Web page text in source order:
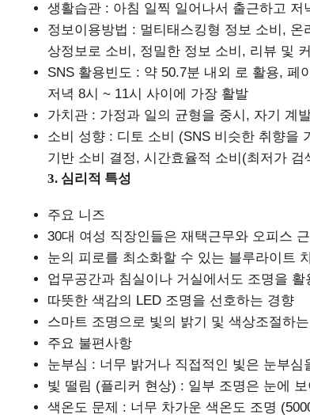
생활습관 : 아침 일찍 일어나서 출근하고
정보이용방법 : 멀티태스킹형 정보 소비,
상정보로 소비, 정밀한 정보 소비, 리뷰 및
SNS 활용빈도 : 약 50.7분 내외 로 활용, 페
저녁 8시 ~ 11시 사이에 가장 활발
가치관 : 가정과 일의 균형을 중시, 자기 계
소비 성향 : 디토 소비 (SNS 비슷한 취향을
기반 소비 결정, 시간효율적 소비(최저가
3. 심리적 특성
주요 니즈
30대 여성 직장인들은 재택근무와 오피스
눈의 피로를 최소화할 수 있는 블루라이트
업무공간과 침실이나 거실에서도 조명을
따뜻한 색감의 LED 조명을 선호하는 경향
스마트 조명으로 빛의 밝기 및 색상조절하
주요 불편사항
눈부심 : 너무 밝거나 직접적인 빛은 눈부심
빛 떨림 (플리커 현상) : 일부 조명은 눈에
색온도 문제 : 너무 차가운 색온도 조명